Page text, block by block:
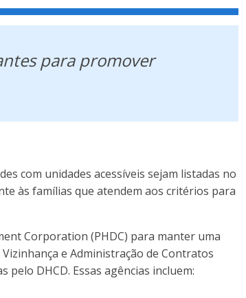
para promover
com unidades acessíveis sejam listadas no
às famílias que atendem aos critérios para
Corporation (PHDC) para manter uma
e Administração de Contratos
DHCD. Essas agências incluem: